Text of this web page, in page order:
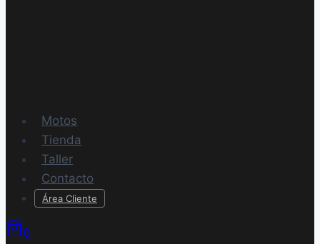
Motos
Tienda
Taller
Contacto
Área Cliente
0